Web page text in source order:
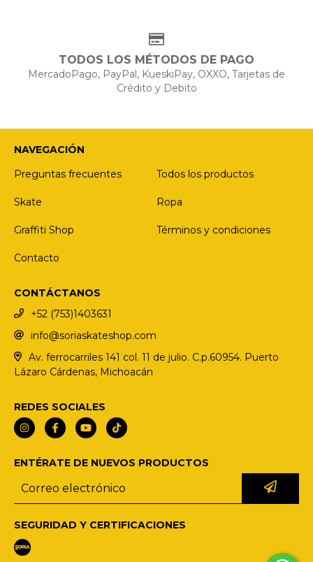
TODOS LOS MÉTODOS DE PAGO
MercadoPago, PayPal, KueskiPay, OXXO, Tarjetas de
Crédito y Debito
NAVEGACIÓN
Preguntas frecuentes
Todos los productos
Skate Ropa
Graffiti Shop Términos y condiciones
Contacto
CONTÁCTANOS
+52 (753)1403631
info@soriaskateshop.com
Av. ferrocarriles 141 col. 11 de julio. C.p.60954. Puerto
Lázaro Cárdenas, Michoacán
REDES SOCIALES
ENTÉRATE DE NUEVOS PRODUCTOS
SEGURIDAD Y CERTIFICACIONES